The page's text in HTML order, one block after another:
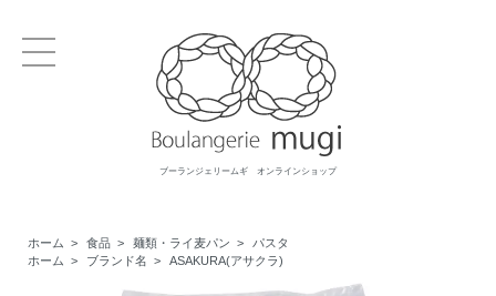
ブーランジェリームギ オンラインショップ
ホーム > 食品 > 麺類・ライ麦パン >
パスタ
ホーム > ブランド名 > ASAKURA(アサクラ)